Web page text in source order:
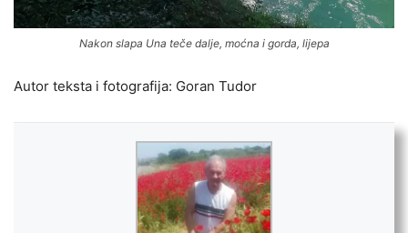
Nakon slapa Una teče dalje, moćna i gorda, lijepa
Autor teksta i fotografija: Goran Tudor